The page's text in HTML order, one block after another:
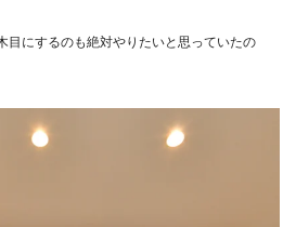
目にするのも絶対やりたいと思っていたの